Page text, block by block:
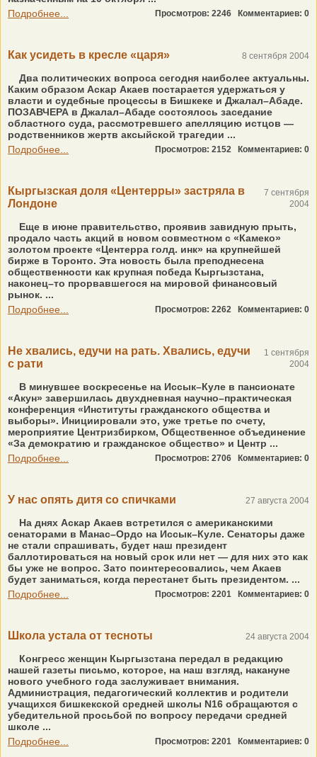
Подробнее...
Просмотров: 2246 Комментариев: 0
Как усидеть в кресле «царя» 8 сентября 2004
Два политических вопроса сегодня наиболее актуальны.
Каким образом Аскар Акаев постарается удержаться у
власти и судебные процессы в Бишкеке и Джалал–Абаде.
ПОЗАВЧЕРА в Джалал–Абаде состоялось заседание
областного суда, рассмотревшего апелляцию истцов —
родственников жертв аксыйской трагедии ...
Подробнее...
Просмотров: 2152 Комментариев: 0
Кыргызская доля «Центерры» застряла в
Лондоне
7 сентября
2004
Еще в июне правительство, проявив завидную прыть,
продало часть акций в новом совместном с «Камеко»
золотом проекте «Центерра голд. инк» на крупнейшей
бирже в Торонто. Эта новость была преподнесена
общественности как крупная победа Кыргызстана,
наконец–то прорвавшегося на мировой финансовый
рынок. ...
Подробнее...
Просмотров: 2262 Комментариев: 0
Не хвались, едучи на рать. Хвались, едучи
с рати
1 сентября
2004
В минувшее воскресенье на Иссык–Куле в пансионате
«Акун» завершилась двухдневная научно–практическая
конференция «Институты гражданского общества и
выборы». Инициировали это, уже третье по счету,
мероприятие Центризбирком, Общественное объединение
«За демократию и гражданское общество» и Центр ...
Подробнее...
Просмотров: 2706 Комментариев: 0
У нас опять дитя со спичками 27 августа 2004
На днях Аскар Акаев встретился с американскими
сенаторами в Манас–Ордо на Иссык–Куле. Сенаторы даже
не стали спрашивать, будет наш президент
баллотироваться на новый срок или нет — для них это как
бы уже не вопрос. Зато поинтересовались, чем Акаев
будет заниматься, когда перестанет быть президентом. ...
Подробнее...
Просмотров: 2201 Комментариев: 0
Школа устала от тесноты 24 августа 2004
Конгресс женщин Кыргызстана передал в редакцию
нашей газеты письмо, которое, на наш взгляд, накануне
нового учебного года заслуживает внимания.
Администрация, педагогический коллектив и родители
учащихся бишкекской средней школы N16 обращаются с
убедительной просьбой по вопросу передачи средней
школе ...
Подробнее...
Просмотров: 2201 Комментариев: 0